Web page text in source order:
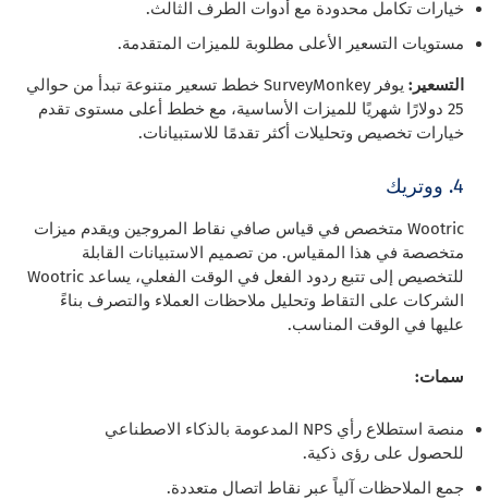
خيارات تكامل محدودة مع أدوات الطرف الثالث.
مستويات التسعير الأعلى مطلوبة للميزات المتقدمة.
التسعير:
يوفر SurveyMonkey خطط تسعير متنوعة تبدأ من حوالي
25 دولارًا شهريًا للميزات الأساسية، مع خطط أعلى مستوى تقدم
خيارات تخصيص وتحليلات أكثر تقدمًا للاستبيانات.
4. ووتريك
Wootric متخصص في قياس صافي نقاط المروجين ويقدم ميزات
متخصصة في هذا المقياس. من تصميم الاستبيانات القابلة
للتخصيص إلى تتبع ردود الفعل في الوقت الفعلي، يساعد Wootric
الشركات على التقاط وتحليل ملاحظات العملاء والتصرف بناءً
عليها في الوقت المناسب.
سمات:
منصة استطلاع رأي NPS المدعومة بالذكاء الاصطناعي
للحصول على رؤى ذكية.
جمع الملاحظات آلياً عبر نقاط اتصال متعددة.